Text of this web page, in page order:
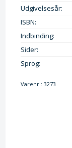
Udgivelsesår:
ISBN:
Indbinding:
Sider:
Sprog:
Varenr.:3273